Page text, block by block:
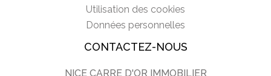
Utilisation des cookies
Données personnelles
CONTACTEZ-NOUS
NICE CARRE D'OR IMMOBILIER